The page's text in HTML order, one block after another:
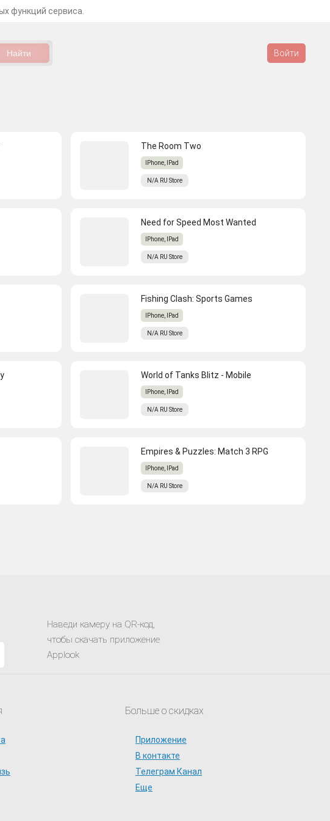
функций сервиса.
Войти
The Room Two
IPhone, IPad
N/A RU Store
Need for Speed Most Wanted
IPhone, IPad
N/A RU Store
Fishing Clash: Sports Games
IPhone, IPad
N/A RU Store
World of Tanks Blitz - Mobile
IPhone, IPad
N/A RU Store
Empires & Puzzles: Match 3 RPG
IPhone, IPad
N/A RU Store
Наведи камеру на QR-код,
чтобы скачать приложение
Applook
Больше о скидках
Приложение
В контакте
Телеграм Канал
Еще